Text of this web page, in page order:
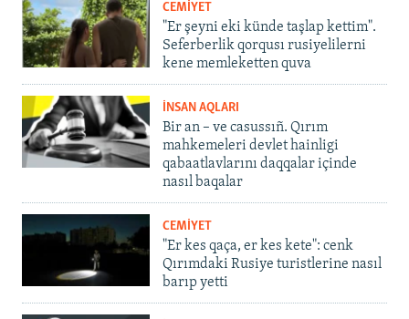
CEMİYET
"Er şeyni eki künde taşlap kettim".
Seferberlik qorqusı rusiyelilerni
kene memleketten quva
İNSAN AQLARI
Bir an – ve casussıñ. Qırım
mahkemeleri devlet hainligi
qabaatlavlarını daqqalar içinde
nasıl baqalar
CEMİYET
"Er kes qaça, er kes kete": cenk
Qırımdaki Rusiye turistlerine nasıl
barıp yetti